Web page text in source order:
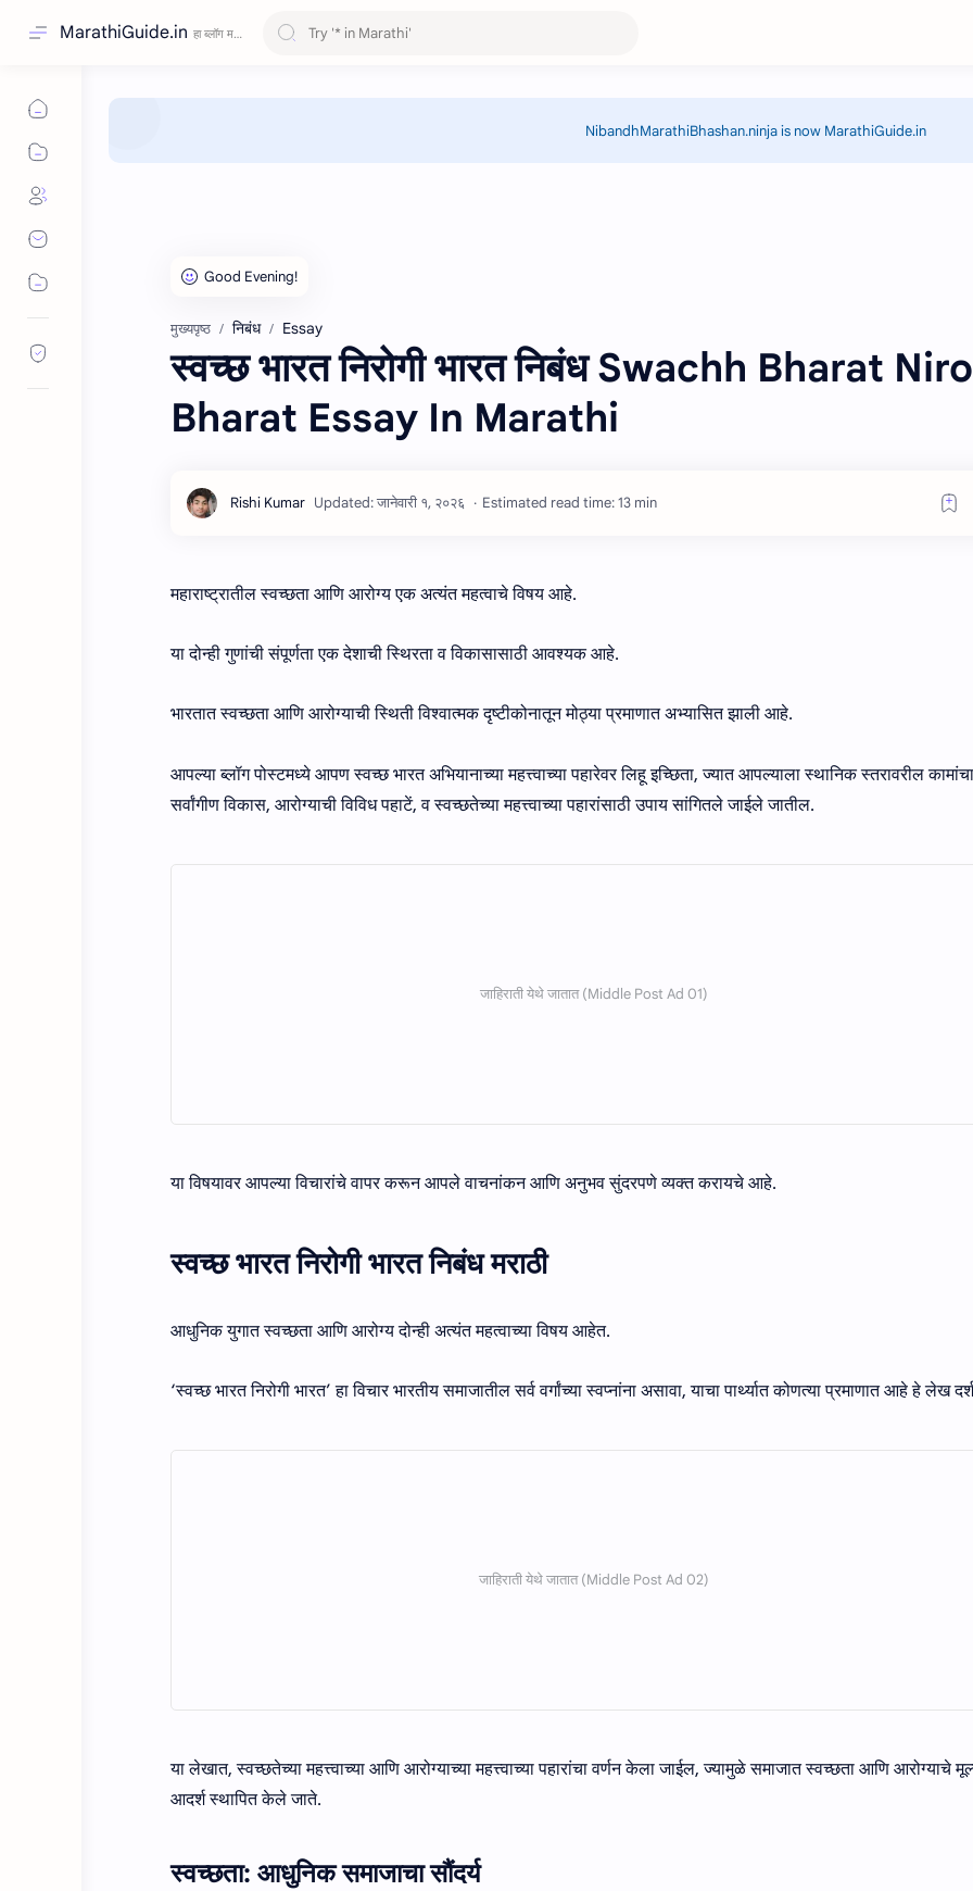
MarathiGuide.in
NibandhMarathiBhashan.ninja is now MarathiGuide.in
मुख्यपृष्ठ निबंध Essay
स्वच्छ भारत निरोगी भारत निबंध Swachh Bharat
Bharat Essay In Marathi
Estimated read time: 13 min
महाराष्ट्रातील स्वच्छता आणि आरोग्य एक अत्यंत महत्वाचे विषय आहे.
या दोन्ही गुणांची संपूर्णता एक देशाची स्थिरता व विकासासाठी आवश्यक आहे.
भारतात स्वच्छता आणि आरोग्याची स्थिती विश्वात्मक दृष्टीकोनातून मोठ्या प्रमाणात अभ्यासित झाली आहे.
आपल्या ब्लॉग पोस्टमध्ये आपण स्वच्छ भारत अभियानाच्या महत्त्वाच्या पहारेवर लिहू इच्छिता, ज्यात आपल्याला स्थानिक स्तरावरील
सर्वांगीण विकास, आरोग्याची विविध पहाटें, व स्वच्छतेच्या महत्त्वाच्या पहारांसाठी उपाय सांगितले जाईले जातील.
या विषयावर आपल्या विचारांचे वापर करून आपले वाचनांकन आणि अनुभव सुंदरपणे व्यक्त करायचे आहे.
स्वच्छ भारत निरोगी भारत निबंध मराठी
आधुनिक युगात स्वच्छता आणि आरोग्य दोन्ही अत्यंत महत्वाच्या विषय आहेत.
‘स्वच्छ भारत निरोगी भारत’ हा विचार भारतीय समाजातील सर्व वर्गांच्या स्वप्नांना असावा, याचा पार्थ्यात कोणत्या प्रमाणात आहे हे लेख
या लेखात, स्वच्छतेच्या महत्त्वाच्या आणि आरोग्याच्या महत्त्वाच्या पहारांचा वर्णन केला जाईल, ज्यामुळे समाजात स्वच्छता आणि आरोग्याचे
आदर्श स्थापित केले जाते.
स्वच्छता: आधुनिक समाजाचा सौंदर्य